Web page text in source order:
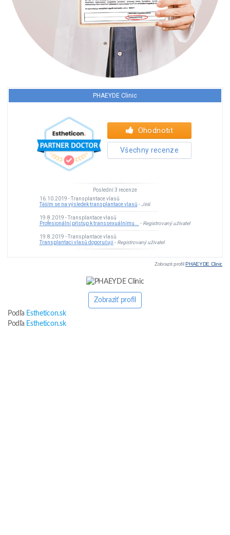
Zobrazit profilPHAEYDE Clinic
Zobraziť profil
Podľa Estheticon.sk
Podľa Estheticon.sk